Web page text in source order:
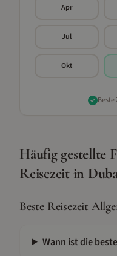
Apr
Jul
Okt
Beste
Häufig gestellte
Reisezeit in
Beste Reisezeit
Wann ist die